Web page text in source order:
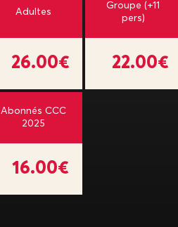
Adultes
26.00€
Groupe (+11
pers)
22.00€
Abonnés CCC
2025
16.00€